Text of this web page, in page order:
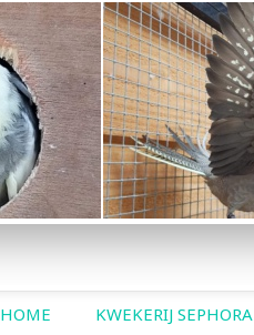
SKIP
HOME KWEKERIJ SEPHORA